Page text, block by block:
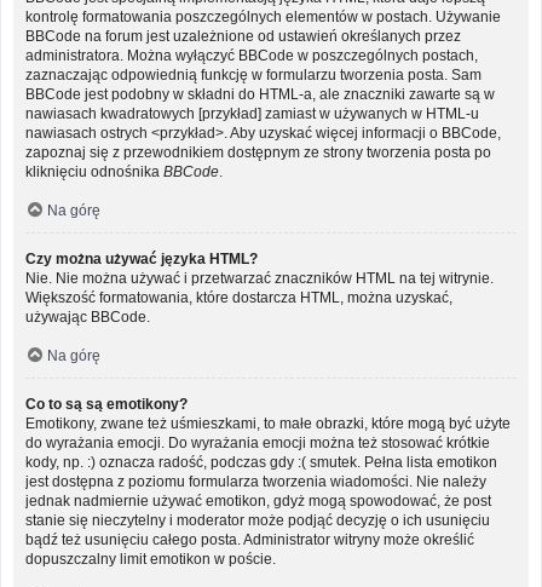
kontrolę formatowania poszczególnych elementów w postach. Używanie
BBCode na forum jest uzależnione od ustawień określanych przez
administratora. Można wyłączyć BBCode w poszczególnych postach,
zaznaczając odpowiednią funkcję w formularzu tworzenia posta. Sam
BBCode jest podobny w składni do HTML-a, ale znaczniki zawarte są w
nawiasach kwadratowych [przykład] zamiast w używanych w HTML-u
nawiasach ostrych <przykład>. Aby uzyskać więcej informacji o BBCode,
zapoznaj się z przewodnikiem dostępnym ze strony tworzenia posta po
kliknięciu odnośnika BBCode
Na górę
Czy można używać języka HTML?
Nie. Nie można używać i przetwarzać znaczników HTML na tej witrynie.
Większość formatowania, które dostarcza HTML, można uzyskać,
używając BBCode.
Na górę
Co to są są emotikony?
Emotikony, zwane też uśmieszkami, to małe obrazki, które mogą być użyte
do wyrażania emocji. Do wyrażania emocji można też stosować krótkie
kody, np. :) oznacza radość, podczas gdy :( smutek. Pełna lista emotikon
jest dostępna z poziomu formularza tworzenia wiadomości. Nie należy
jednak nadmiernie używać emotikon, gdyż mogą spowodować, że post
stanie się nieczytelny i moderator może podjąć decyzję o ich usunięciu
bądź też usunięciu całego posta. Administrator witryny może określić
dopuszczalny limit emotikon w poście.